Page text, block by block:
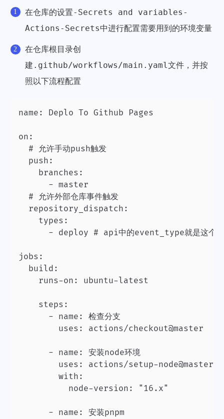
在仓库的设置-Secrets and variables-
Actions-Secrets中进行配置需要用到的环境变量
在仓库根目录创
建 .github/workflows/main.yaml文件，并按
照以下流程配置
name: Deplo To Github Pages
on:
  # 允许手动push触发
  push:
    branches:
      - master
  # 允许外部仓库事件触发
  repository_dispatch:
    types:
      - deploy # api中的event_type就是这个
jobs:
  build:
    runs-on: ubuntu-latest
    steps:
      - name: 检查分支
        uses: actions/checkout@master
      - name: 安装node环境
        uses: actions/setup-node@master
        with:
          node-version: "16.x"
      - name: 安装pnpm